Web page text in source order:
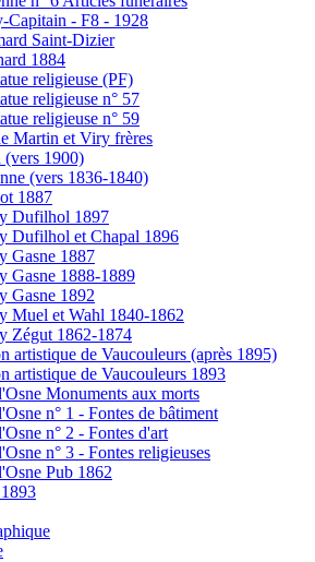
Capitain - F8 - 1928
Saint-Dizier
1884
religieuse (PF)
religieuse n° 57
religieuse n° 59
Martin et Viry frères
(vers 1900)
(vers 1836-1840)
1887
Dufilhol 1897
Dufilhol et Chapal 1896
Gasne 1887
Gasne 1888-1889
Gasne 1892
Muel et Wahl 1840-1862
Zégut 1862-1874
artistique de Vaucouleurs (après 1895)
artistique de Vaucouleurs 1893
Monuments aux morts
n° 1 - Fontes de bâtiment
n° 2 - Fontes d'art
n° 3 - Fontes religieuses
Pub 1862